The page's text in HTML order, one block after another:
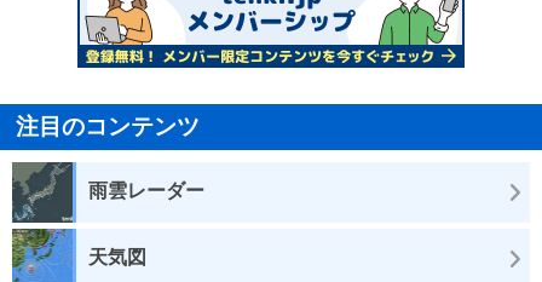
注目のコンテンツ
雨雲レーダー
天気図